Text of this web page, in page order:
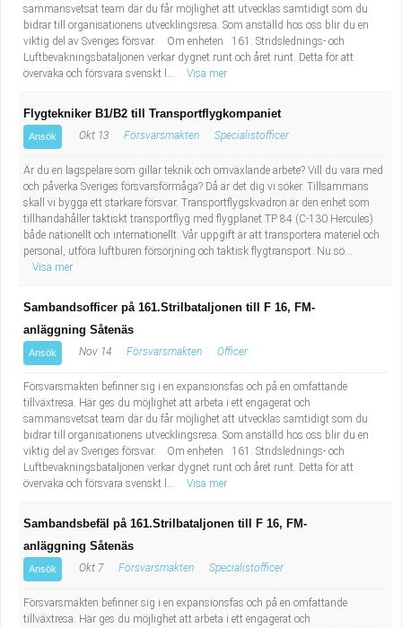
sammansvetsat team där du får möjlighet att utvecklas samtidigt som du
bidrar till organisationens utvecklingsresa. Som anställd hos oss blir du en
viktig del av Sveriges försvar. Om enheten 161. Stridslednings- och
Luftbevakningsbataljonen verkar dygnet runt och året runt. Detta för att
övervaka och försvara svenskt l...
Visa mer
Flygtekniker B1/B2 till Transportflygkompaniet
Ansök Okt 13 Försvarsmakten Specialistofficer
Är du en lagspelare som gillar teknik och omväxlande arbete? Vill du vara med
och påverka Sveriges försvarsförmåga? Då är det dig vi söker. Tillsammans
skall vi bygga ett starkare försvar. Transportflygskvadron är den enhet som
tillhandahåller taktiskt transportflyg med flygplanet TP 84 (C-130 Hercules)
både nationellt och internationellt. Vår uppgift är att transportera materiel och
personal, utföra luftburen försörjning och taktisk flygtransport. Nu sö...
Visa mer
Sambandsofficer på 161.Strilbataljonen till F 16, FM-
anläggning Såtenäs
Ansök Nov 14 Försvarsmakten Officer
Försvarsmakten befinner sig i en expansionsfas och på en omfattande
tillväxtresa. Här ges du möjlighet att arbeta i ett engagerat och
sammansvetsat team där du får möjlighet att utvecklas samtidigt som du
bidrar till organisationens utvecklingsresa. Som anställd hos oss blir du en
viktig del av Sveriges försvar. Om enheten 161. Stridslednings- och
Luftbevakningsbataljonen verkar dygnet runt och året runt. Detta för att
övervaka och försvara svenskt l...
Visa mer
Sambandsbefäl på 161.Strilbataljonen till F 16, FM-
anläggning Såtenäs
Ansök Okt 7 Försvarsmakten Specialistofficer
Försvarsmakten befinner sig i en expansionsfas och på en omfattande
tillväxtresa. Här ges du möjlighet att arbeta i ett engagerat och